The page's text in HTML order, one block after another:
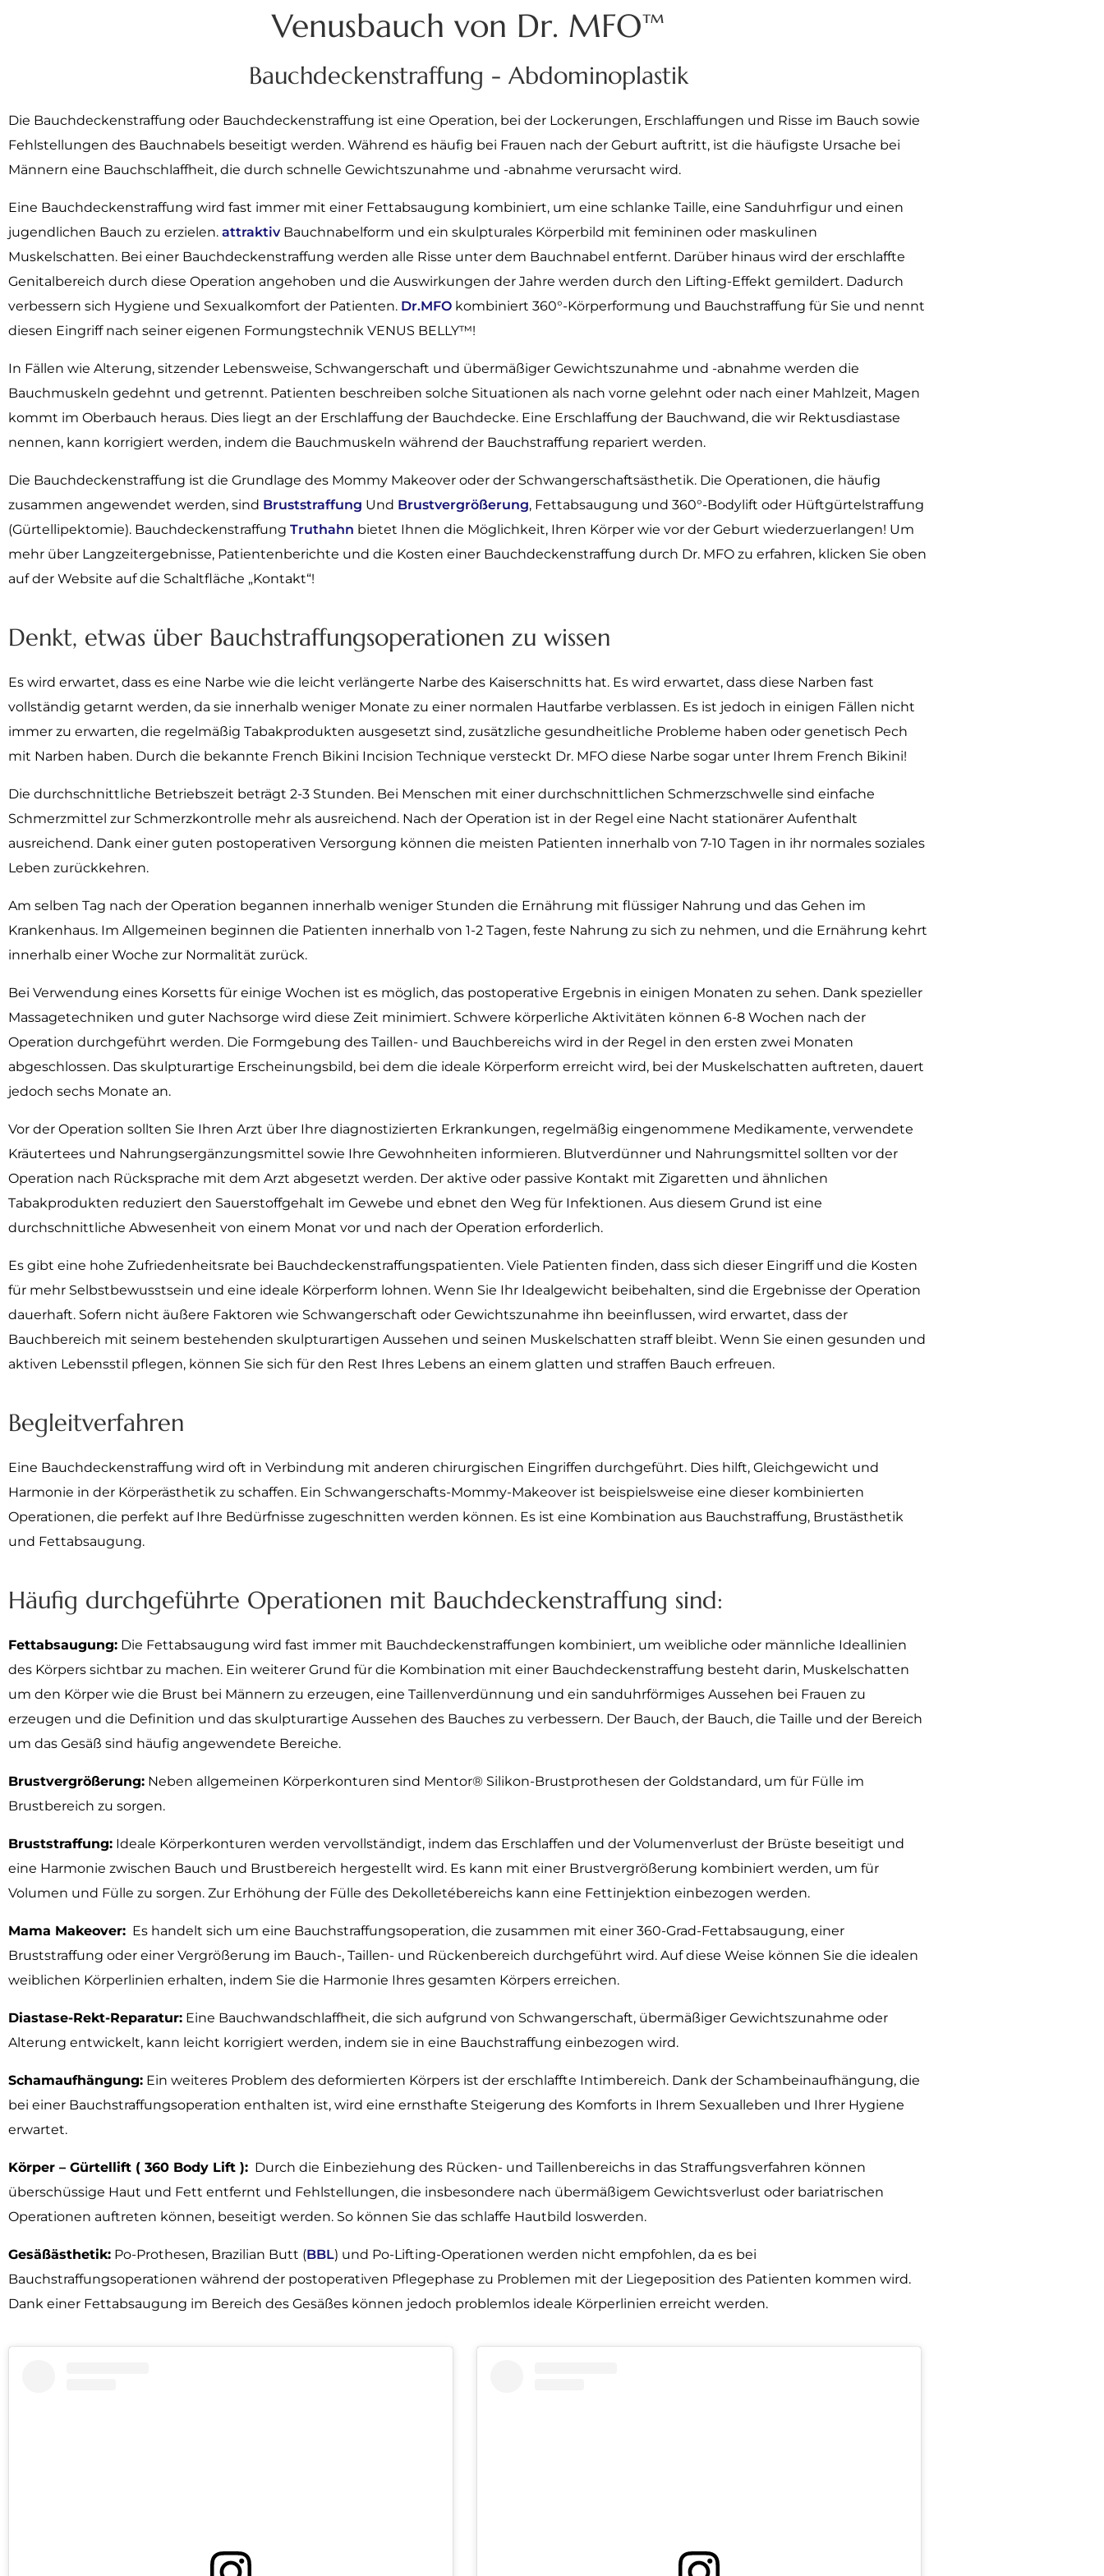
Venusbauch von Dr. MFO™️
Bauchdeckenstraffung - Abdominoplastik
Die Bauchdeckenstraffung oder Bauchdeckenstraffung ist eine Operation, bei der Lockerungen, Erschlaffungen und Risse im Bauch sowie
Fehlstellungen des Bauchnabels beseitigt werden. Während es häufig bei Frauen nach der Geburt auftritt, ist die häufigste Ursache bei
Männern eine Bauchschlaffheit, die durch schnelle Gewichtszunahme und -abnahme verursacht wird.
Eine Bauchdeckenstraffung wird fast immer mit einer Fettabsaugung kombiniert, um eine schlanke Taille, eine Sanduhrfigur und einen
jugendlichen Bauch zu erzielen. attraktivBauchnabelform und ein skulpturales Körperbild mit femininen oder maskulinen
Muskelschatten. Bei einer Bauchdeckenstraffung werden alle Risse unter dem Bauchnabel entfernt. Darüber hinaus wird der erschlaffte
Genitalbereich durch diese Operation angehoben und die Auswirkungen der Jahre werden durch den Lifting-Effekt gemildert. Dadurch
verbessern sich Hygiene und Sexualkomfort der Patienten. Dr.MFO kombiniert 360°-Körperformung und Bauchstraffung für Sie und nennt
diesen Eingriff nach seiner eigenen Formungstechnik VENUS BELLY™️!
In Fällen wie Alterung, sitzender Lebensweise, Schwangerschaft und übermäßiger Gewichtszunahme und -abnahme werden die
Bauchmuskeln gedehnt und getrennt. Patienten beschreiben solche Situationen als nach vorne gelehnt oder nach einer Mahlzeit, Magen
kommt im Oberbauch heraus. Dies liegt an der Erschlaffung der Bauchdecke. Eine Erschlaffung der Bauchwand, die wir Rektusdiastase
nennen, kann korrigiert werden, indem die Bauchmuskeln während der Bauchstraffung repariert werden.
Die Bauchdeckenstraffung ist die Grundlage des Mommy Makeover oder der Schwangerschaftsästhetik. Die Operationen, die häufig
zusammen angewendet werden, sind Bruststraffung Und Brustvergrößerung, Fettabsaugung und 360°-Bodylift oder Hüftgürtelstraffung
(Gürtellipektomie). Bauchdeckenstraffung Truthahn bietet Ihnen die Möglichkeit, Ihren Körper wie vor der Geburt wiederzuerlangen! Um
mehr über Langzeitergebnisse, Patientenberichte und die Kosten einer Bauchdeckenstraffung durch Dr. MFO zu erfahren, klicken Sie oben
auf der Website auf die Schaltfläche „Kontakt“!
Denkt, etwas über Bauchstraffungsoperationen zu wissen
Es wird erwartet, dass es eine Narbe wie die leicht verlängerte Narbe des Kaiserschnitts hat. Es wird erwartet, dass diese Narben fast
vollständig getarnt werden, da sie innerhalb weniger Monate zu einer normalen Hautfarbe verblassen. Es ist jedoch in einigen Fällen nicht
immer zu erwarten, die regelmäßig Tabakprodukten ausgesetzt sind, zusätzliche gesundheitliche Probleme haben oder genetisch Pech
mit Narben haben. Durch die bekannte French Bikini Incision Technique versteckt Dr. MFO diese Narbe sogar unter Ihrem French Bikini!
Die durchschnittliche Betriebszeit beträgt 2-3 Stunden. Bei Menschen mit einer durchschnittlichen Schmerzschwelle sind einfache
Schmerzmittel zur Schmerzkontrolle mehr als ausreichend. Nach der Operation ist in der Regel eine Nacht stationärer Aufenthalt
ausreichend. Dank einer guten postoperativen Versorgung können die meisten Patienten innerhalb von 7-10 Tagen in ihr normales soziales
Leben zurückkehren.
Am selben Tag nach der Operation begannen innerhalb weniger Stunden die Ernährung mit flüssiger Nahrung und das Gehen im
Krankenhaus. Im Allgemeinen beginnen die Patienten innerhalb von 1-2 Tagen, feste Nahrung zu sich zu nehmen, und die Ernährung kehrt
innerhalb einer Woche zur Normalität zurück.
Bei Verwendung eines Korsetts für einige Wochen ist es möglich, das postoperative Ergebnis in einigen Monaten zu sehen. Dank spezieller
Massagetechniken und guter Nachsorge wird diese Zeit minimiert. Schwere körperliche Aktivitäten können 6-8 Wochen nach der
Operation durchgeführt werden. Die Formgebung des Taillen- und Bauchbereichs wird in der Regel in den ersten zwei Monaten
abgeschlossen. Das skulpturartige Erscheinungsbild, bei dem die ideale Körperform erreicht wird, bei der Muskelschatten auftreten, dauert
jedoch sechs Monate an.
Vor der Operation sollten Sie Ihren Arzt über Ihre diagnostizierten Erkrankungen, regelmäßig eingenommene Medikamente, verwendete
Kräutertees und Nahrungsergänzungsmittel sowie Ihre Gewohnheiten informieren. Blutverdünner und Nahrungsmittel sollten vor der
Operation nach Rücksprache mit dem Arzt abgesetzt werden. Der aktive oder passive Kontakt mit Zigaretten und ähnlichen
Tabakprodukten reduziert den Sauerstoffgehalt im Gewebe und ebnet den Weg für Infektionen. Aus diesem Grund ist eine
durchschnittliche Abwesenheit von einem Monat vor und nach der Operation erforderlich.
Es gibt eine hohe Zufriedenheitsrate bei Bauchdeckenstraffungspatienten. Viele Patienten finden, dass sich dieser Eingriff und die Kosten
für mehr Selbstbewusstsein und eine ideale Körperform lohnen. Wenn Sie Ihr Idealgewicht beibehalten, sind die Ergebnisse der Operation
dauerhaft. Sofern nicht äußere Faktoren wie Schwangerschaft oder Gewichtszunahme ihn beeinflussen, wird erwartet, dass der
Bauchbereich mit seinem bestehenden skulpturartigen Aussehen und seinen Muskelschatten straff bleibt. Wenn Sie einen gesunden und
aktiven Lebensstil pflegen, können Sie sich für den Rest Ihres Lebens an einem glatten und straffen Bauch erfreuen.
Begleitverfahren
Eine Bauchdeckenstraffung wird oft in Verbindung mit anderen chirurgischen Eingriffen durchgeführt. Dies hilft, Gleichgewicht und
Harmonie in der Körperästhetik zu schaffen. Ein Schwangerschafts-Mommy-Makeover ist beispielsweise eine dieser kombinierten
Operationen, die perfekt auf Ihre Bedürfnisse zugeschnitten werden können. Es ist eine Kombination aus Bauchstraffung, Brustästhetik
und Fettabsaugung.
Häufig durchgeführte Operationen mit Bauchdeckenstraffung sind:
Fettabsaugung: Die Fettabsaugung wird fast immer mit Bauchdeckenstraffungen kombiniert, um weibliche oder männliche Ideallinien
des Körpers sichtbar zu machen. Ein weiterer Grund für die Kombination mit einer Bauchdeckenstraffung besteht darin, Muskelschatten
um den Körper wie die Brust bei Männern zu erzeugen, eine Taillenverdünnung und ein sanduhrförmiges Aussehen bei Frauen zu
erzeugen und die Definition und das skulpturartige Aussehen des Bauches zu verbessern. Der Bauch, der Bauch, die Taille und der Bereich
um das Gesäß sind häufig angewendete Bereiche.
Brustvergrößerung: Neben allgemeinen Körperkonturen sind Mentor® Silikon-Brustprothesen der Goldstandard, um für Fülle im
Brustbereich zu sorgen.
Bruststraffung: Ideale Körperkonturen werden vervollständigt, indem das Erschlaffen und der Volumenverlust der Brüste beseitigt und
eine Harmonie zwischen Bauch und Brustbereich hergestellt wird. Es kann mit einer Brustvergrößerung kombiniert werden, um für
Volumen und Fülle zu sorgen. Zur Erhöhung der Fülle des Dekolletébereichs kann eine Fettinjektion einbezogen werden.
Mama Makeover: Es handelt sich um eine Bauchstraffungsoperation, die zusammen mit einer 360-Grad-Fettabsaugung, einer
Bruststraffung oder einer Vergrößerung im Bauch-, Taillen- und Rückenbereich durchgeführt wird. Auf diese Weise können Sie die idealen
weiblichen Körperlinien erhalten, indem Sie die Harmonie Ihres gesamten Körpers erreichen.
Diastase-Rekt-Reparatur: Eine Bauchwandschlaffheit, die sich aufgrund von Schwangerschaft, übermäßiger Gewichtszunahme oder
Alterung entwickelt, kann leicht korrigiert werden, indem sie in eine Bauchstraffung einbezogen wird.
Schamaufhängung: Ein weiteres Problem des deformierten Körpers ist der erschlaffte Intimbereich. Dank der Schambeinaufhängung, die
bei einer Bauchstraffungsoperation enthalten ist, wird eine ernsthafte Steigerung des Komforts in Ihrem Sexualleben und Ihrer Hygiene
erwartet.
Körper – Gürtellift ( 360 Body Lift ): Durch die Einbeziehung des Rücken- und Taillenbereichs in das Straffungsverfahren können
überschüssige Haut und Fett entfernt und Fehlstellungen, die insbesondere nach übermäßigem Gewichtsverlust oder bariatrischen
Operationen auftreten können, beseitigt werden. So können Sie das schlaffe Hautbild loswerden.
Gesäßästhetik: Po-Prothesen, Brazilian Butt (BBL) und Po-Lifting-Operationen werden nicht empfohlen, da es bei
Bauchstraffungsoperationen während der postoperativen Pflegephase zu Problemen mit der Liegeposition des Patienten kommen wird.
Dank einer Fettabsaugung im Bereich des Gesäßes können jedoch problemlos ideale Körperlinien erreicht werden.